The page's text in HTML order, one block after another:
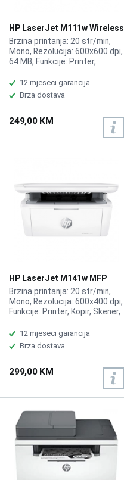
HP LaserJet M111w Wireless
Printer 7MD68A
Brzina printanja: 20 str/min,
Mono, Rezolucija: 600x600 dpi,
64 MB, Funkcije: Printer,
150A Black
12 mjeseci garancija
Brza dostava
249,00 KM
HP LaserJet M141w MFP
Wireless Printer 7MD74A
Brzina printanja: 20 str/min,
Mono, Rezolucija: 600x400 dpi,
Funkcije: Printer, Kopir, Skener,
W1500A, BLACK
12 mjeseci garancija
Brza dostava
299,00 KM